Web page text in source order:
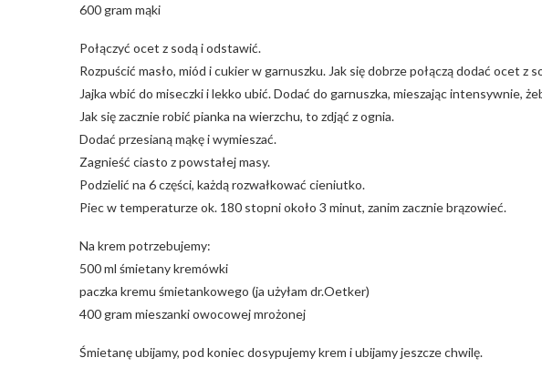
600 gram mąki
Połączyć ocet z sodą i odstawić.
Rozpuścić masło, miód i cukier w garnuszku. Jak się dobrze połączą dodać ocet z
Jajka wbić do miseczki i lekko ubić. Dodać do garnuszka, mieszając intensywnie,
Jak się zacznie robić pianka na wierzchu, to zdjąć z ognia.
Dodać przesianą mąkę i wymieszać.
Zagnieść ciasto z powstałej masy.
Podzielić na 6 części, każdą rozwałkować cieniutko.
Piec w temperaturze ok. 180 stopni około 3 minut, zanim zacznie brązowieć.
Na krem potrzebujemy:
500 ml śmietany kremówki
paczka kremu śmietankowego (ja użyłam dr.Oetker)
400 gram mieszanki owocowej mrożonej
Śmietanę ubijamy, pod koniec dosypujemy krem i ubijamy jeszcze chwilę.